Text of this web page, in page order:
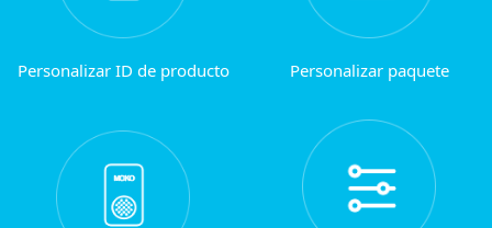
Personalizar ID de producto Personalizar paquete